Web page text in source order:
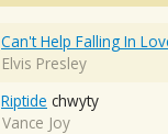
Can't Help Falling In
Elvis Presley
Riptide chwyty
Vance Joy